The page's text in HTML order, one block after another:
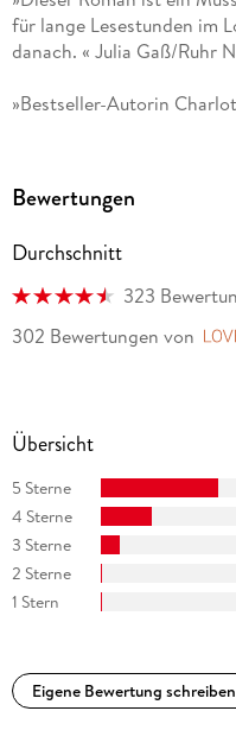
für lange Lesestunden im
danach. « Julia Gaß/Ruhr
»Bestseller-Autorin
»Charlotte Link schreibt
für lange Lesestunden
Tageszeitung
»Sehr spannend. « Woche
EXPRESS
Bewertungen
Durchschnitt
323
302 Bewertungen von
Übersicht
5 Sterne
4 Sterne
3 Sterne
2 Sterne
1 Stern
Eigene Bewertung schreiben